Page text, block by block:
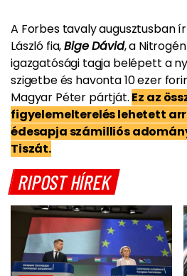
A Forbes tavaly augusztusban
László fia,Bige Dávid, a
igazgatósági tagja belépett a
szigetbe és havonta 10 ezer
Magyar Péter pártját. Ez az
figyelemelterelés lehetett
édesapja számilliós
Tiszát.
RIPOST HÍREK